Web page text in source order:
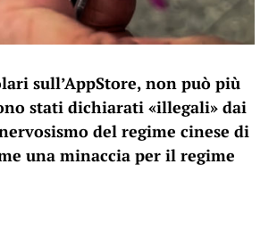
sull’AppStore, non può più
stati dichiarati «illegali» dai
del regime cinese di
una minaccia per il regime